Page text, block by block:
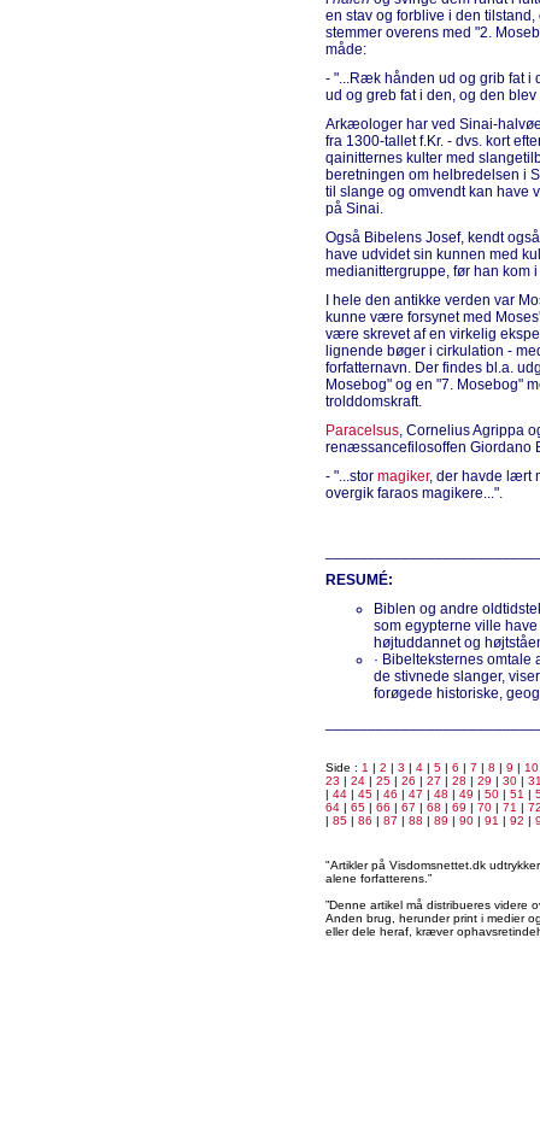
en stav og forblive i den
stemmer overens med "2.
måde:
- "...Ræk hånden ud og grib fat i
ud og greb fat i den, og den blev
Arkæologer har ved Sinai-
fra 1300-tallet f.Kr. - dvs. kort
qainitternes kulter med
beretningen om helbredelsen i
til slange og omvendt kan have
på Sinai.
Også Bibelens Josef, kendt
have udvidet sin kunnen med
medianittergruppe, før han kom
I hele den antikke verden var
kunne være forsynet med
være skrevet af en virkelig
lignende bøger i cirkulation -
forfatternavn. Der findes bl.a.
Mosebog" og en "7. Mosebog"
trolddomskraft.
Paracelsus, Cornelius Agrippa
renæssancefilosoffen Giordano
- "...stor magiker, der havde lært
overgik faraos magikere...".
RESUMÉ:
Biblen og andre
som egypterne ville
højtuddannet og
· Bibelteksternes omtale
de stivnede slanger,
forøgede historiske,
Side : 1 | 2 | 3 | 4 | 5 | 6 | 7 | 8 | 9 | 10
23 | 24 | 25 | 26 | 27 | 28 | 29 | 30 |
| 44 | 45 | 46 | 47 | 48 | 49 | 50 | 51 |
64 | 65 | 66 | 67 | 68 | 69 | 70 | 71 |
| 85 | 86 | 87 | 88 | 89 | 90 | 91 | 92 |
"Artikler på Visdomsnettet.dk
alene forfatterens.”
”Denne artikel må distribueres videre
Anden brug, herunder print i medier
eller dele heraf, kræver